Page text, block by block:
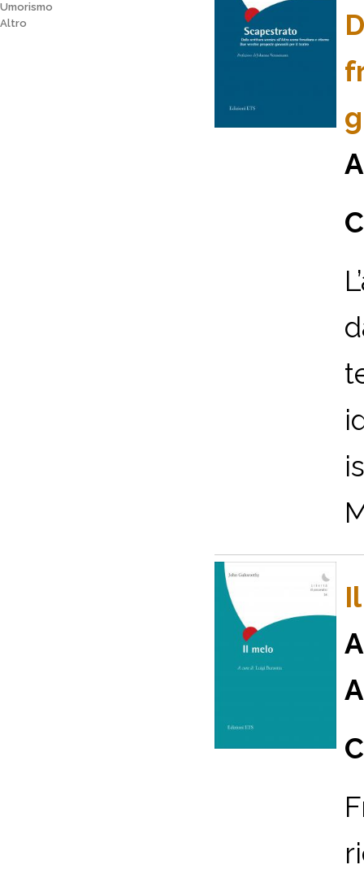
Umorismo
Altro